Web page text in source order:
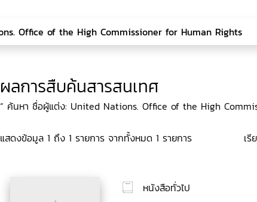
ผลการสืบค้นสารสนเทศ
“ ค้นหา ชื่อผู้แต่ง: United Nations. Office of the High
แสดงข้อมูล 1 ถึง 1 รายการ จากทั้งหมด 1 รายการ เรี
หนังสือทั่วไป